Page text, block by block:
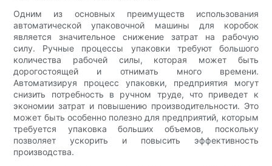
Одним из основных преимуществ использования
автоматической упаковочной машины для коробок
является значительное снижение затрат на рабочую
силу. Ручные процессы упаковки требуют большого
количества рабочей силы, которая может быть
дорогостоящей и отнимать много времени.
Автоматизируя процесс упаковки, предприятия могут
снизить потребность в ручном труде, что приведет к
экономии затрат и повышению производительности. Это
может быть особенно полезно для предприятий, которым
требуется упаковка больших объемов, поскольку
позволяет ускорить и повысить эффективность
производства.